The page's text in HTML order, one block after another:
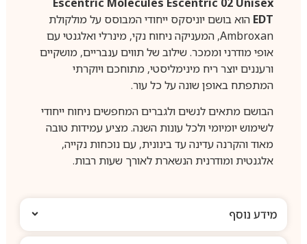
EDTהוא בושם יוניסקס ייחודי המבוסס על מולקולת
Ambroxan, המעניקה ניחוח נקי, מינרלי ואלגנטי עם
אופי מודרני וממכר. שילוב של תווים ענבריים, מושקיים
ורעננים יוצר ריח מינימליסטי, מתוחכם ויוקרתי
המתפתח באופן שונה על כל עור.
הבושם מתאים לנשים ולגברים המחפשים ניחוח ייחודי
לשימוש יומיומי ולכל עונות השנה. מציע עמידות טובה
מאוד והקרנה עדינה עד בינונית, עם נוכחות נקייה,
אלגנטית ומודרנית הנשארת לאורך שעות רבות.
מידע נוסף